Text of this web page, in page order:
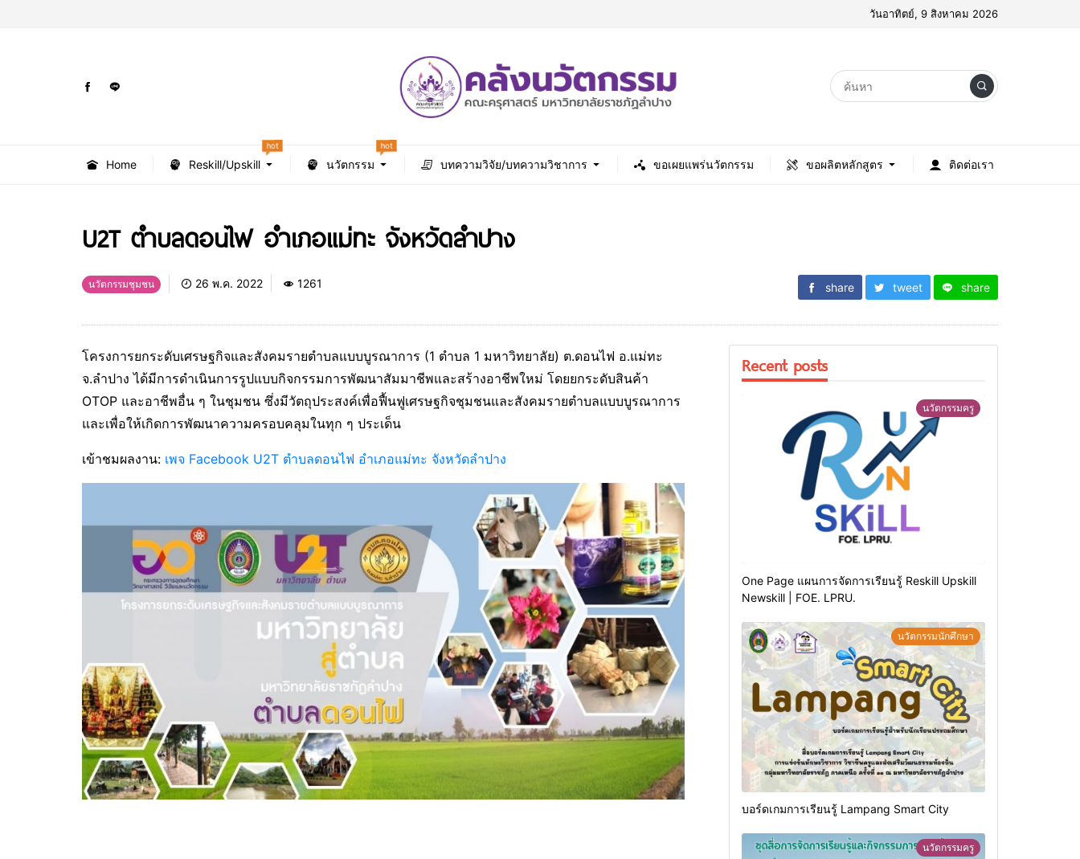
วันอาทิตย์, 9 สิงหาคม 2026
Home Reskill/Upskill
hot
นวัตกรรม
hot
บทความวิจัย/บทความวิชาการ ขอเผยแพร่นวัตกรรม ขอผลิตหลักสูตร ติดต่อเรา
U2T ตำบลดอนไฟ อำเภอแม่ทะ จังหวัดลำปาง
นวัตกรรมชุมชน 26 พ.ค. 2022 1261 share tweet share
โครงการยกระดับเศรษฐกิจและสังคมรายตำบลแบบบูรณาการ (1 ตำบล 1 มหาวิทยาลัย) ต.ดอนไฟ อ.แม่ทะ
จ.ลำปาง ได้มีการดำเนินการรูปแบบกิจกรรมการพัฒนาสัมมาชีพและสร้างอาชีพใหม่ โดยยกระดับสินค้า
OTOP และอาชีพอื่น ๆ ในชุมชน ซึ่งมีวัตถุประสงค์เพื่อฟื้นฟูเศรษฐกิจชุมชนและสังคมรายตำบลแบบบูรณาการ
และเพื่อให้เกิดการพัฒนาความครอบคลุมในทุก ๆ ประเด็น
เข้าชมผลงาน: เพจ Facebook U2T ตำบลดอนไฟ อำเภอแม่ทะ จังหวัดลำปาง
Recent posts
นวัตกรรมครู
One Page แผนการจัดการเรียนรู้ Reskill Upskill
Newskill | FOE. LPRU.
นวัตกรรมนักศึกษา
บอร์ดเกมการเรียนรู้ Lampang Smart City
นวัตกรรมครู